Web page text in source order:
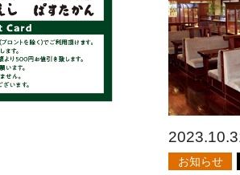
お知らせ